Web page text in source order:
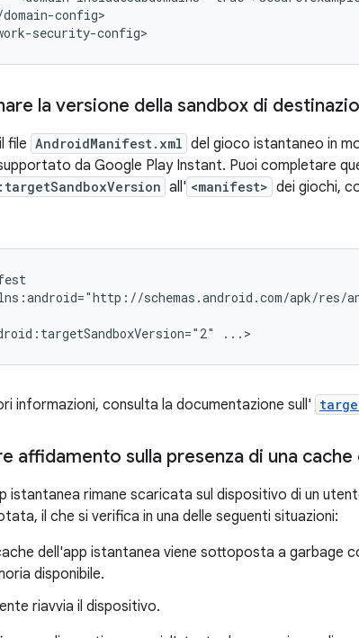
domain-config>
security-config>
la versione della sandbox di
file AndroidManifest.xml del gioco istantaneo in
da Google Play Instant. Puoi completare
all' <manifest> dei giochi,
informazioni, consulta la documentazione sull'
affidamento sulla presenza di una
istantanea rimane scaricata sul dispositivo di un
il che si verifica in una delle seguenti situazioni:
dell'app istantanea viene sottoposta a garbage
disponibile.
riavvia il dispositivo.